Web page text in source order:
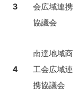
3
会広域連携
協議会
4
南達地域商
工会広域連
携協議会